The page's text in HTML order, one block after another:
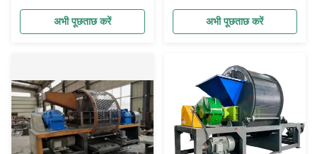
मोल्डिंग प्रेस
अभी पूछताछ करें
स्वचालित टायर पुनर्चक्रण मशीन
अभी पूछताछ करें